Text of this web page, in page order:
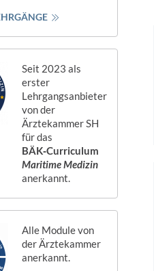
Seit 2023 als
erster
Lehrgangsanbieter
von der
Ärztekammer SH
für das
BÄK‑Curriculum
Maritime Medizin
anerkannt.
Alle Module von
der Ärztekammer
anerkannt.